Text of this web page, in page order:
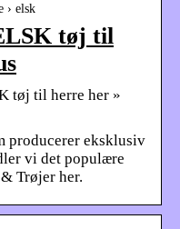
› elsk
tøj til
tøj til herre her »
producerer eksklusiv
vi det populære
Trøjer her.